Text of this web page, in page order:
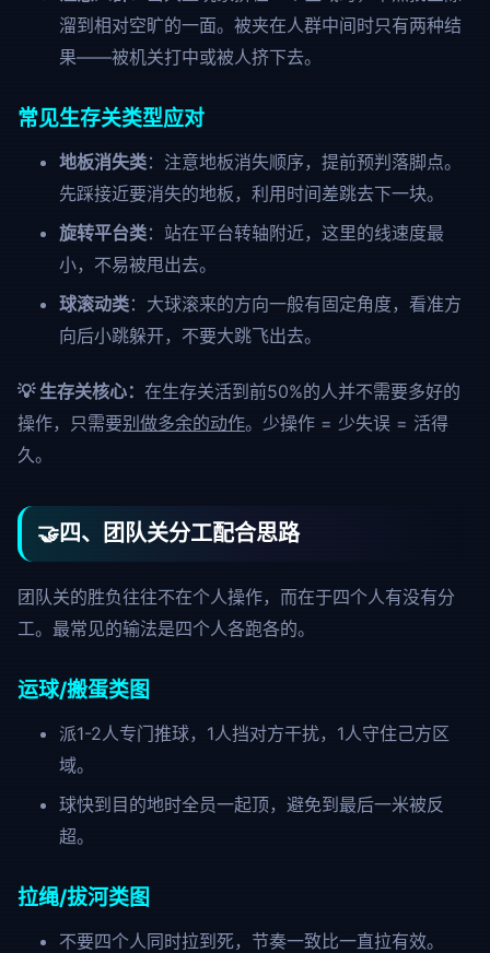
溜到相对空旷的一面。被夹在人群中间时只有两种结
果——被机关打中或被人挤下去。
常见生存关类型应对
地板消失类：注意地板消失顺序，提前预判落脚点。
先踩接近要消失的地板，利用时间差跳去下一块。
旋转平台类：站在平台转轴附近，这里的线速度最
小，不易被甩出去。
球滚动类：大球滚来的方向一般有固定角度，看准方
向后小跳躲开，不要大跳飞出去。
💡 生存关核心： 在生存关活到前50%的人并不需要多好的
操作，只需要别做多余的动作。少操作 = 少失误 = 活得
久。
🤝四、团队关分工配合思路
团队关的胜负往往不在个人操作，而在于四个人有没有分
工。最常见的输法是四个人各跑各的。
运球/搬蛋类图
派1-2人专门推球，1人挡对方干扰，1人守住己方区
域。
球快到目的地时全员一起顶，避免到最后一米被反
超。
拉绳/拔河类图
不要四个人同时拉到死，节奏一致比一直拉有效。